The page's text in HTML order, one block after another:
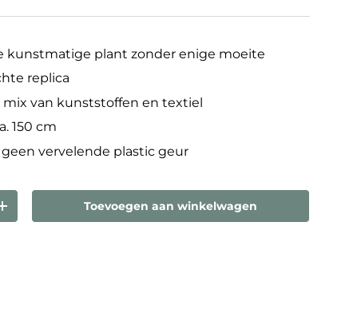
kunstmatige plant zonder enige moeite
replica
mix van kunststoffen en textiel
150 cm
geen vervelende plastic geur
Verhoog de hoeveelheidToevoegen aan winkelwagen